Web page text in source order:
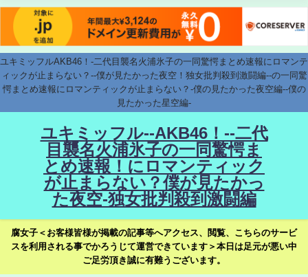
ユキミッフルAKB46！-二代目襲名火浦氷子の一同驚愕まとめ速報にロマンテ
ィックが止まらない？--僕が見たかった夜空！独女批判殺到激闘編--の一同驚
愕まとめ速報にロマンティックが止まらない？-僕の見たかった夜空編--僕の
見たかった星空編-
ユキミッフル--AKB46！--二代
目襲名火浦氷子の一同驚愕ま
とめ速報！にロマンティック
が止まらない？僕が見たかっ
た夜空-独女批判殺到激闘編
腐女子＜お客様皆様が掲載の記事等へアクセス、閲覧、こちらのサービ
スを利用される事でかろうじて運営できています＞本日は足元が悪い中
ご足労頂き誠に有難うございます。